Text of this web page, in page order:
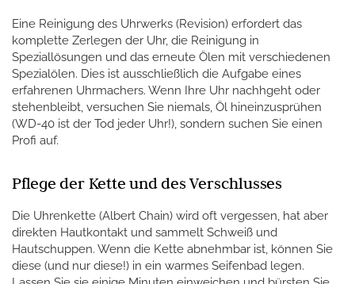
Eine Reinigung des Uhrwerks (Revision) erfordert das
komplette Zerlegen der Uhr, die Reinigung in
Speziallösungen und das erneute Ölen mit verschiedenen
Spezialölen. Dies ist ausschließlich die Aufgabe eines
erfahrenen Uhrmachers. Wenn Ihre Uhr nachhgeht oder
stehenbleibt, versuchen Sie niemals, Öl hineinzusprühen
(WD-40 ist der Tod jeder Uhr!), sondern suchen Sie einen
Profi auf.
Pflege der Kette und des Verschlusses
Die Uhrenkette (Albert Chain) wird oft vergessen, hat aber
direkten Hautkontakt und sammelt Schweiß und
Hautschuppen. Wenn die Kette abnehmbar ist, können Sie
diese (und nur diese!) in ein warmes Seifenbad legen.